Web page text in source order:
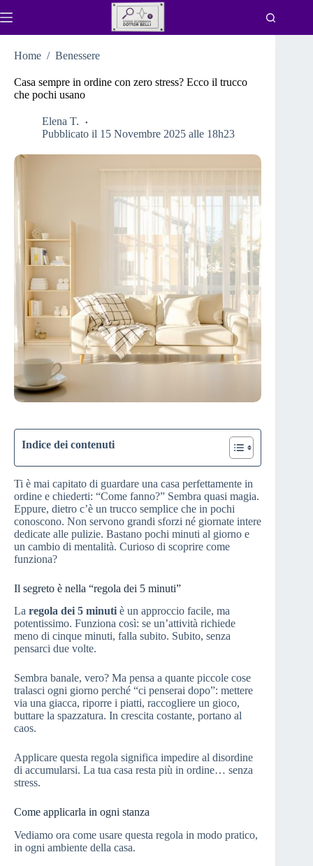
al
Home / Benessere
Casa sempre in ordine con zero stress? Ecco il trucco
che pochi usano
Elena T.
Pubblicato il 15 Novembre 2025 alle 18h23
Indice dei contenuti
Ti è mai capitato di guardare una casa perfettamente in
ordine e chiederti: “Come fanno?” Sembra quasi magia.
Eppure, dietro c’è un trucco semplice che in pochi
conoscono. Non servono grandi sforzi né giornate intere
dedicate alle pulizie. Bastano pochi minuti al giorno e
un cambio di mentalità. Curioso di scoprire come
funziona?
Il segreto è nella “regola dei 5 minuti”
La regola dei 5 minuti è un approccio facile, ma
potentissimo. Funziona così: se un’attività richiede
meno di cinque minuti, falla subito. Subito, senza
pensarci due volte.
Sembra banale, vero? Ma pensa a quante piccole cose
tralasci ogni giorno perché “ci penserai dopo”: mettere
via una giacca, riporre i piatti, raccogliere un gioco,
buttare la spazzatura. In crescita costante, portano al
caos.
Applicare questa regola significa impedire al disordine
di accumularsi. La tua casa resta più in ordine… senza
stress.
Come applicarla in ogni stanza
Vediamo ora come usare questa regola in modo pratico,
in ogni ambiente della casa.